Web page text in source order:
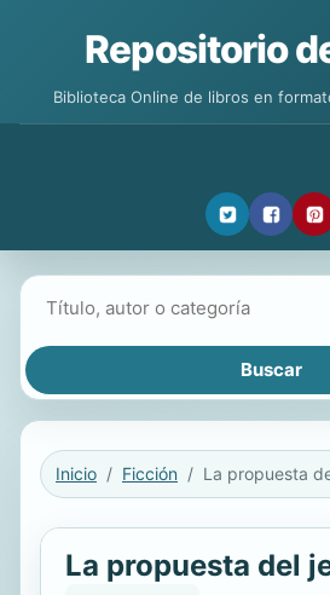
Repositorio
Biblioteca Online de libros en
Inicio Ficción La propuesta
La propuesta del